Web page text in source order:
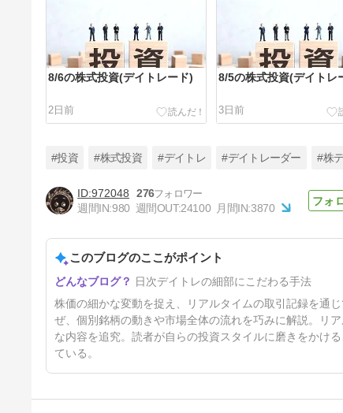
8/6の株式投資(デイトレード)
2日前
8/5の株式投資(デイトレ
3日前
5日前
#投資 #株式投資 #デイトレ #デイトレーダー #株
972048
276
週間IN:980 週間OUT:24100 月間IN:3870
このブログのここがポイント
日次デイトレの細部にこだわる手法
株価の細かな変動を捉え、リアルタイムの取引記録を通
ぜ、個別銘柄の動きや市場全体の流れを巧みに解説。リ
な内容を追究。読者が自らの投資スタイルに磨きをかけ
ている。